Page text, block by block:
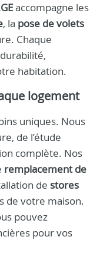
accompagne les
, la pose de volets
Chaque
habitation.
logement
uniques. Nous
de l’étude
complète. Nos
remplacement de
de stores
de votre maison.
pouvez
pour vos